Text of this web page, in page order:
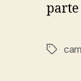
parte